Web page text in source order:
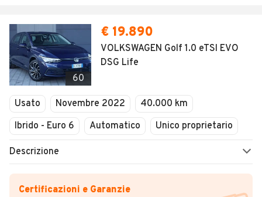
60
€ 19.890
VOLKSWAGEN Golf 1.0 eTSI EVO
DSG Life
Usato Novembre 2022
40.000 km
Ibrido - Euro 6
Automatico Unico proprietario
Descrizione
Certificazioni e Garanzie